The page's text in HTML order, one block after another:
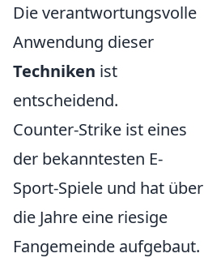
Die verantwortungsvolle
Anwendung dieser
Techniken ist
entscheidend.
Counter-Strike ist eines
der bekanntesten E-
Sport-Spiele und hat über
die Jahre eine riesige
Fangemeinde aufgebaut.